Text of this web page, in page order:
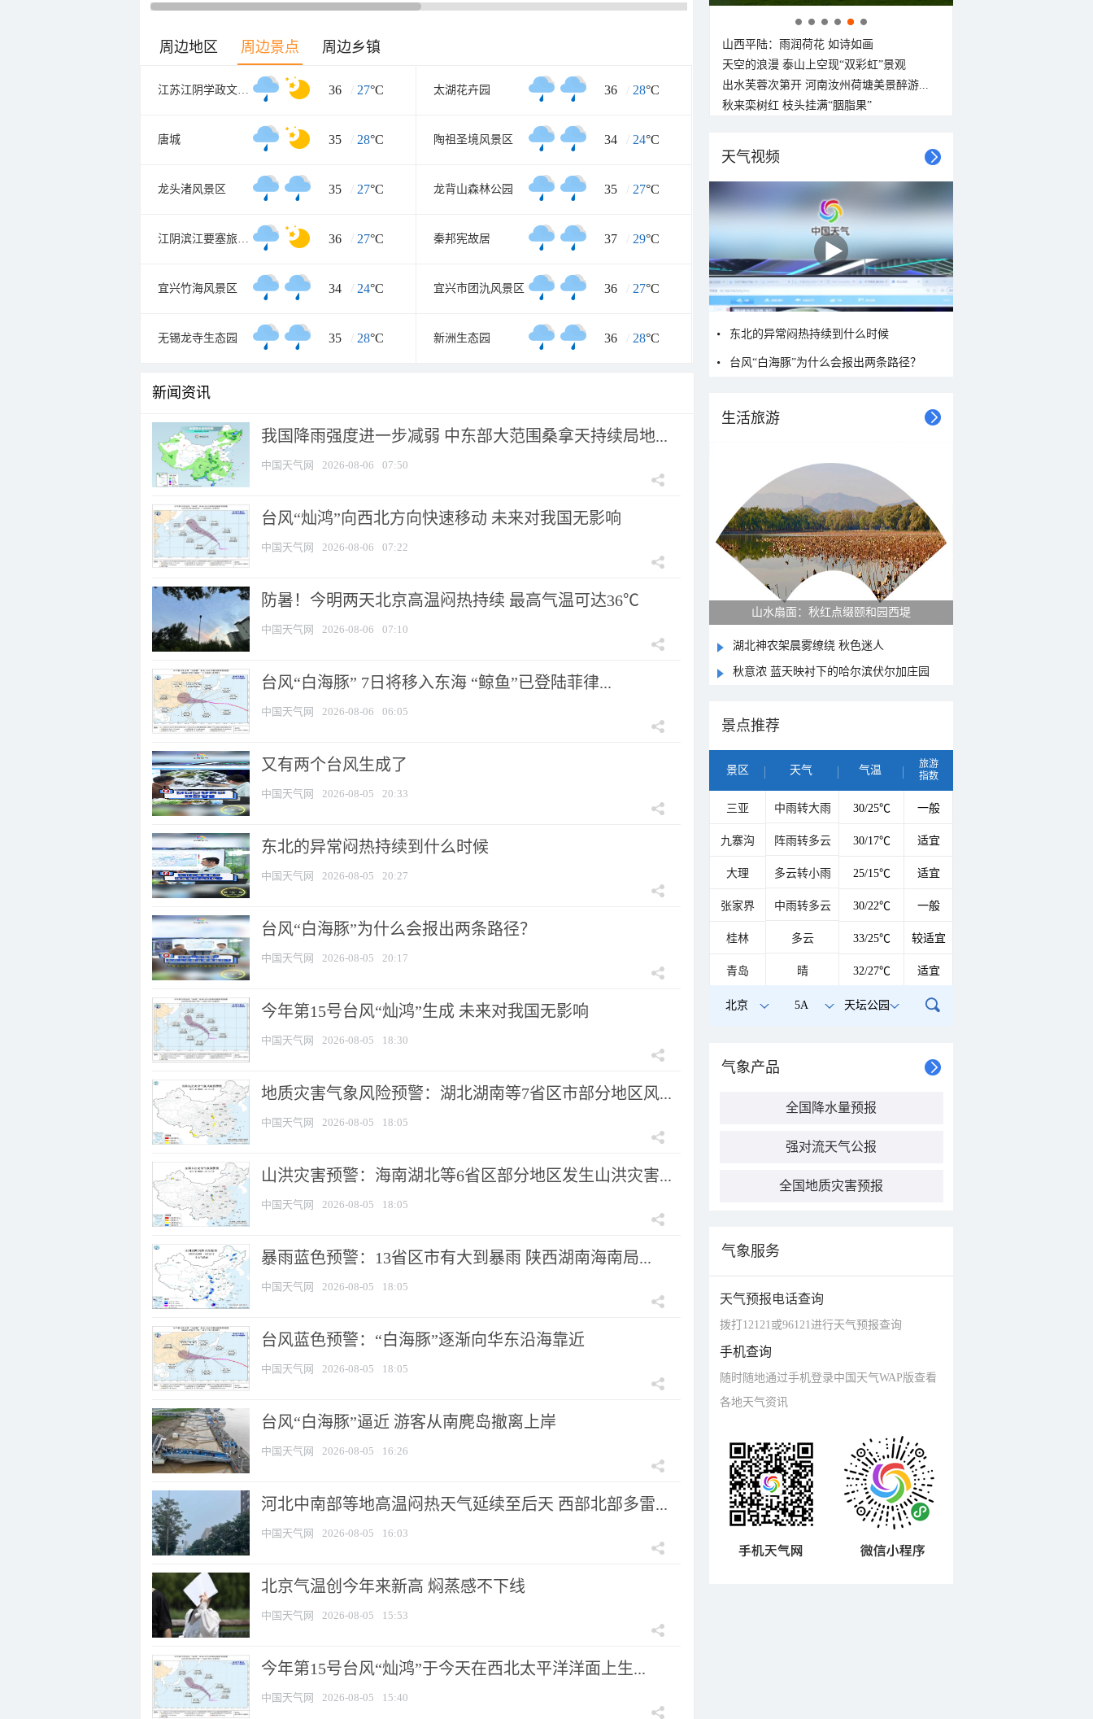
周边地区 周边景点 周边乡镇
江苏江阴学政文化旅游区 36 / 27°C 太湖花卉园 36 / 28°C
唐城 35 / 28°C 陶祖圣境风景区 34 / 24°C
龙头渚风景区 35 / 27°C 龙背山森林公园 35 / 27°C
江阴滨江要塞旅游区 36 / 27°C 秦邦宪故居 37 / 29°C
宜兴竹海风景区 34 / 24°C 宜兴市团氿风景区 36 / 27°C
无锡龙寺生态园 35 / 28°C 新洲生态园 36 / 28°C
新闻资讯
我国降雨强度进一步减弱 中东部大范围桑拿天持续局地...
中国天气网 2026-08-06 07:50
台风“灿鸿”向西北方向快速移动 未来对我国无影响
中国天气网 2026-08-06 07:22
防暑！今明两天北京高温闷热持续 最高气温可达36℃
中国天气网 2026-08-06 07:10
台风“白海豚” 7日将移入东海 “鲸鱼”已登陆菲律...
中国天气网 2026-08-06 06:05
又有两个台风生成了
中国天气网 2026-08-05 20:33
东北的异常闷热持续到什么时候
中国天气网 2026-08-05 20:27
台风“白海豚”为什么会报出两条路径？
中国天气网 2026-08-05 20:17
今年第15号台风“灿鸿”生成 未来对我国无影响
中国天气网 2026-08-05 18:30
地质灾害气象风险预警：湖北湖南等7省区市部分地区风...
中国天气网 2026-08-05 18:05
山洪灾害预警：海南湖北等6省区部分地区发生山洪灾害...
中国天气网 2026-08-05 18:05
暴雨蓝色预警：13省区市有大到暴雨 陕西湖南海南局...
中国天气网 2026-08-05 18:05
台风蓝色预警：“白海豚”逐渐向华东沿海靠近
中国天气网 2026-08-05 18:05
台风“白海豚”逼近 游客从南麂岛撤离上岸
中国天气网 2026-08-05 16:26
河北中南部等地高温闷热天气延续至后天 西部北部多雷...
中国天气网 2026-08-05 16:03
北京气温创今年来新高 焖蒸感不下线
中国天气网 2026-08-05 15:53
今年第15号台风“灿鸿”于今天在西北太平洋洋面上生...
中国天气网 2026-08-05 15:40
山西平陆：雨润荷花 如诗如画
天空的浪漫 泰山上空现“双彩虹”景观
出水芙蓉次第开 河南汝州荷塘美景醉游...
秋来栾树红 枝头挂满“胭脂果”
天气视频
东北的异常闷热持续到什么时候
台风“白海豚”为什么会报出两条路径？
生活旅游
山水扇面：秋红点缀颐和园西堤
湖北神农架晨雾缭绕 秋色迷人
秋意浓 蓝天映衬下的哈尔滨伏尔加庄园
景点推荐
景区 天气 气温
旅游
指数
三亚 中雨转大雨 30/25℃ 一般
九寨沟 阵雨转多云 30/17℃ 适宜
大理 多云转小雨 25/15℃ 适宜
张家界 中雨转多云 30/22℃ 一般
桂林 多云 33/25℃ 较适宜
青岛 晴 32/27℃ 适宜
北京 5A 天坛公园
气象产品
全国降水量预报
强对流天气公报
全国地质灾害预报
气象服务
天气预报电话查询
拨打12121或96121进行天气预报查询
手机查询
随时随地通过手机登录中国天气WAP版查看
各地天气资讯